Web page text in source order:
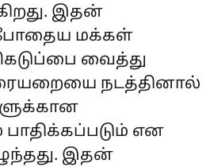
இதன்
மக்கள்
வைத்து
நடத்தினால்
பாதிக்கப்படும் என
இதன்